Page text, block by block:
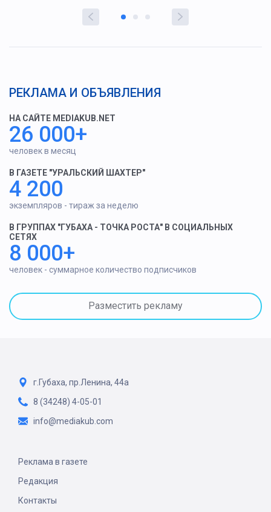
РЕКЛАМА И ОБЪЯВЛЕНИЯ
НА САЙТЕ MEDIAKUB.NET
26 000+
человек в месяц
В ГАЗЕТЕ "УРАЛЬСКИЙ ШАХТЕР"
4 200
экземпляров - тираж за неделю
В ГРУППАХ "ГУБАХА - ТОЧКА РОСТА" В СОЦИАЛЬНЫХ
СЕТЯХ
8 000+
человек - суммарное количество подписчиков
Разместить рекламу
г.Губаха, пр.Ленина, 44а
8 (34248) 4-05-01
info@mediakub.com
Реклама в газете
Редакция
Контакты